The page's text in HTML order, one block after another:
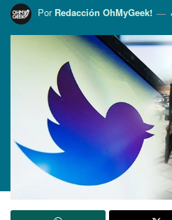
Por Redacción OhMyGeek!